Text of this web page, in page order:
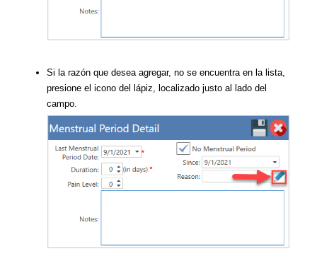
Si la razón que desea agregar, no se encuentra en la lista,
presione el icono del lápiz, localizado justo al lado del
campo.